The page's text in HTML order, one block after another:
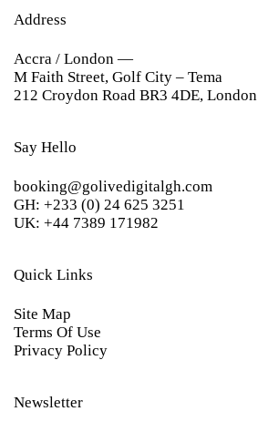
Address
Accra / London —
M Faith Street, Golf City – Tema
212 Croydon Road BR3 4DE, London
Say Hello
booking@golivedigitalgh.com
GH: +233 (0) 24 625 3251
UK: +44 7389 171982
Quick Links
Site Map
Terms Of Use
Privacy Policy
Newsletter